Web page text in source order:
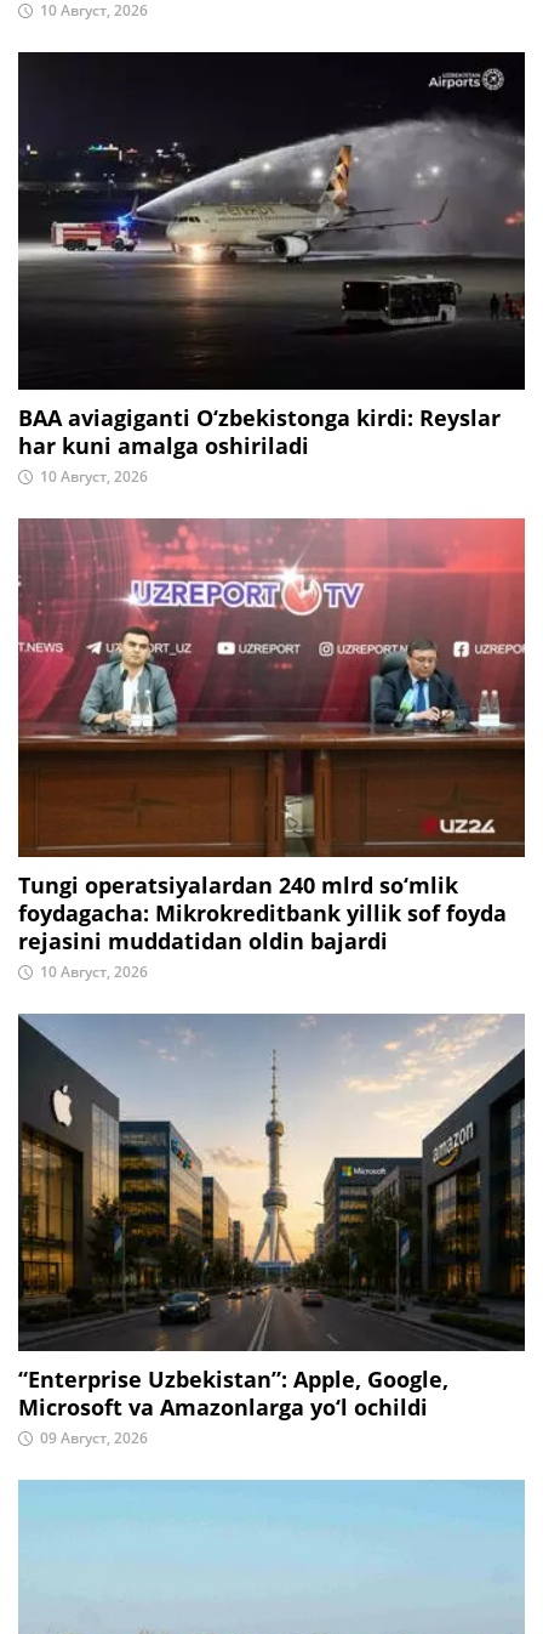
10 Август, 2026
BAA aviagiganti O‘zbekistonga kirdi: Reyslar
har kuni amalga oshiriladi
10 Август, 2026
Tungi operatsiyalardan 240 mlrd so‘mlik
foydagacha: Mikrokreditbank yillik sof foyda
rejasini muddatidan oldin bajardi
10 Август, 2026
“Enterprise Uzbekistan”: Apple, Google,
Microsoft va Amazonlarga yo‘l ochildi
09 Август, 2026